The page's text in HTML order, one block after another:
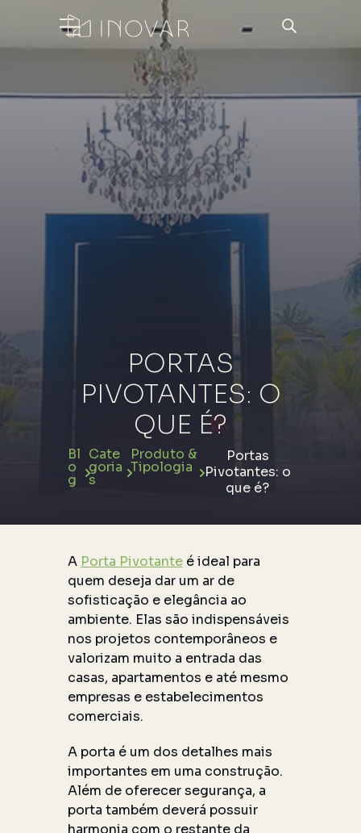
PORTAS
PIVOTANTES: O
QUE É?
Bl
o
g
Cate
goria
s
Produto &
Tipologia
Portas
Pivotantes: o
que é?
A Porta Pivotante é ideal para
quem deseja dar um ar de
sofisticação e elegância ao
ambiente. Elas são indispensáveis
nos projetos contemporâneos e
valorizam muito a entrada das
casas, apartamentos e até mesmo
empresas e estabelecimentos
comerciais.
A porta é um dos detalhes mais
importantes em uma construção.
Além de oferecer segurança, a
porta também deverá possuir
harmonia com o restante da